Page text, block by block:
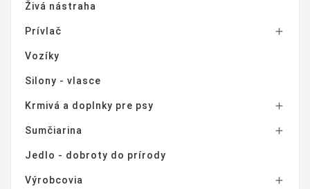
Živá nástraha
Prívlač 
Vozíky
Silony - vlasce
Krmivá a doplnky pre psy 
Sumčiarina 
Jedlo - dobroty do prírody
Výrobcovia 